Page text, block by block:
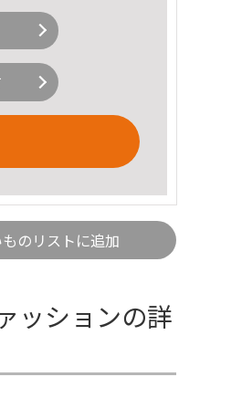
のリストに追加
ションの詳